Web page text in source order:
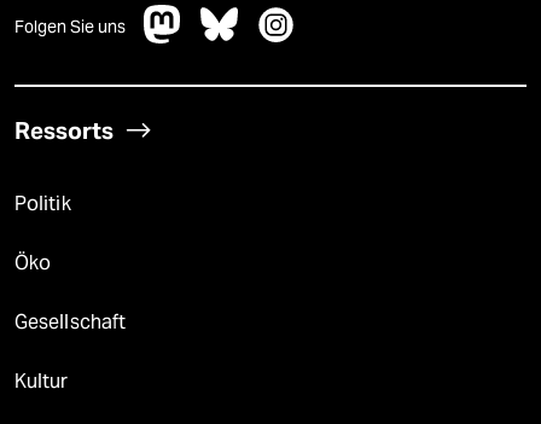
Folgen Sie uns
Ressorts
Politik
Öko
Gesellschaft
Kultur